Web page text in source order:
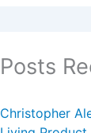
Posts
Christopher